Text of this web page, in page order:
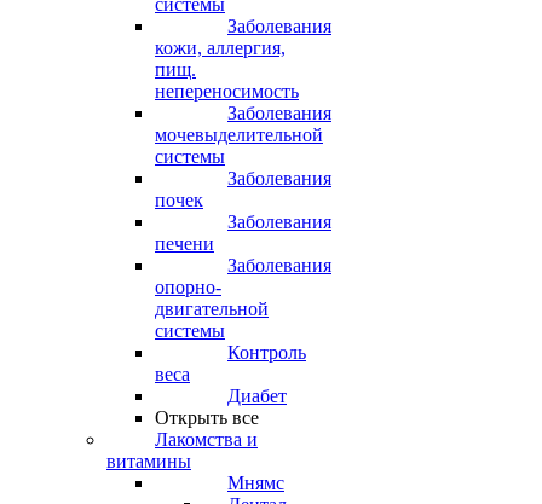
системы
Заболевания
кожи, аллергия,
пищ.
непереносимость
Заболевания
мочевыделительной
системы
Заболевания
почек
Заболевания
печени
Заболевания
опорно-
двигательной
системы
Контроль
веса
Диабет
Открыть все
Лакомства и
витамины
Мнямс